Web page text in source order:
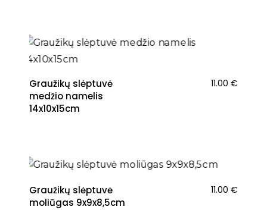
Graužikų slėptuvė
medžio namelis
14x10x15cm
11.00 €
Graužikų slėptuvė
moliūgas 9x9x8,5cm
11.00 €